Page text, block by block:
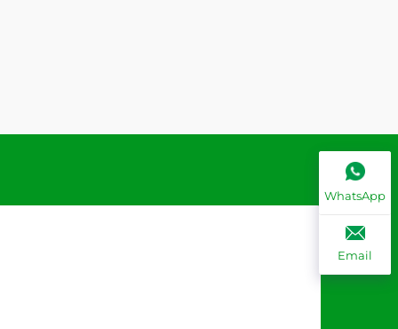
WhatsApp
Email